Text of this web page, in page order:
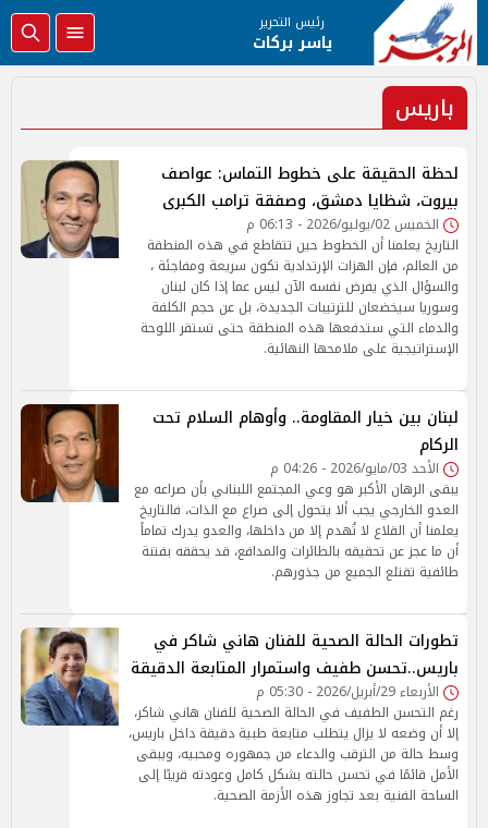
رئيس التحرير
ياسر بركات
باريس
لحظة الحقيقة على خطوط التماس: عواصف
بيروت، شظايا دمشق، وصفقة ترامب الكبرى
الخميس 02/يوليو/2026 - 06:13 م
التاريخ يعلمنا أن الخطوط حين تتقاطع في هذه المنطقة
من العالم، فإن الهزات الإرتدادية تكون سريعة ومفاجئة ،
والسؤال الذي يفرض نفسه الآن ليس عما إذا كان لبنان
وسوريا سيخضعان للترتيبات الجديدة، بل عن حجم الكلفة
والدماء التي ستدفعها هذه المنطقة حتى تستقر اللوحة
الإستراتيجية على ملامحها النهائية.
لبنان بين خيار المقاومة.. وأوهام السلام تحت
الركام
الأحد 03/مايو/2026 - 04:26 م
يبقى الرهان الأكبر هو وعي المجتمع اللبناني بأن صراعه مع
العدو الخارجي يجب ألا يتحول إلى صراع مع الذات، فالتاريخ
يعلمنا أن القلاع لا تُهدم إلا من داخلها، والعدو يدرك تماماً
أن ما عجز عن تحقيقه بالطائرات والمدافع، قد يحققه بفتنة
طائفية تقتلع الجميع من جذورهم.
تطورات الحالة الصحية للفنان هاني شاكر في
باريس..تحسن طفيف واستمرار المتابعة الدقيقة
الأربعاء 29/أبريل/2026 - 05:30 م
رغم التحسن الطفيف في الحالة الصحية للفنان هاني شاكر،
إلا أن وضعه لا يزال يتطلب متابعة طبية دقيقة داخل باريس،
وسط حالة من الترقب والدعاء من جمهوره ومحبيه، ويبقى
الأمل قائمًا في تحسن حالته بشكل كامل وعودته قريبًا إلى
الساحة الفنية بعد تجاوز هذه الأزمة الصحية.